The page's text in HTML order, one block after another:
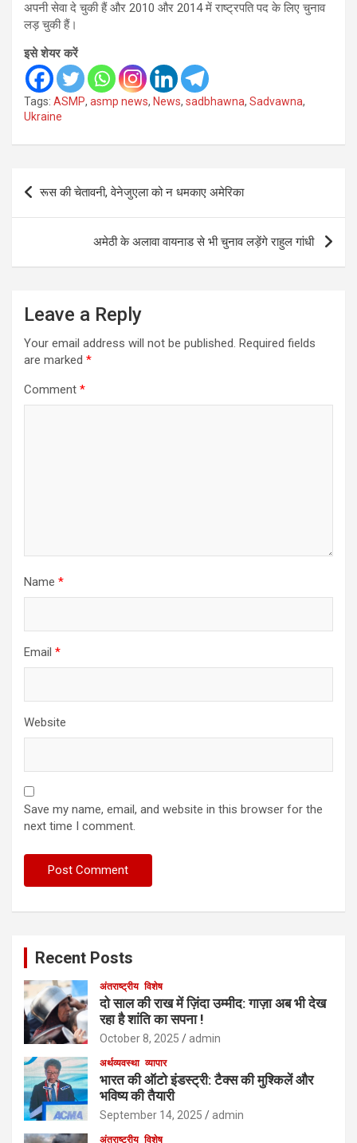
अपनी सेवा दे चुकी हैं और 2010 और 2014 में राष्ट्रपति पद के लिए चुनाव
लड़ चुकी हैं।
इसे शेयर करें
Tags: ASMP, asmp news, News, sadbhawna, Sadvawna,
Ukraine
Post
navigation
रूस की चेतावनी, वेनेजुएला को न धमकाए अमेरिका
अमेठी के अलावा वायनाड से भी चुनाव लड़ेंगे राहुल गांधी
Leave a Reply
Your email address will not be published. Required fields
are marked *
Comment *
Name *
Email *
Website
Save my name, email, and website in this browser for the
next time I comment.
Recent Posts
अंतराष्ट्रीय विशेष
दो साल की राख में ज़िंदा उम्मीद: गाज़ा अब भी देख
रहा है शांति का सपना !
October 8, 2025 admin
अर्थव्यवस्था व्यापार
भारत की ऑटो इंडस्ट्री: टैक्स की मुश्किलें और
भविष्य की तैयारी
September 14, 2025 admin
अंतराष्ट्रीय विशेष